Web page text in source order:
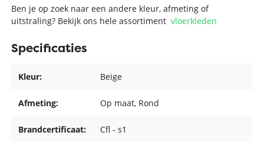
Ben je op zoek naar een andere kleur, afmeting of
uitstraling? Bekijk ons hele assortimentvloerkleden
Specificaties
Kleur: Beige
Afmeting: Op maat, Rond
Brandcertificaat: Cfl - s1